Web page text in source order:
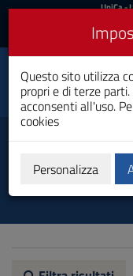
Vai
al
navigazione
sito
UniCa
Accedi
UniCa-
Toggle
navigation beni
Assegnisti
Questo sito utilizza
propri e di terze
acconsenti all'uso.
cookies
Personalizza